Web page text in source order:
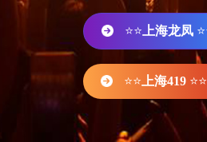
⭐⭐ 上海龙凤
⭐⭐ 上海419 ⭐⭐